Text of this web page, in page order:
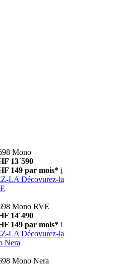
Mono
13´590
149 par mois* i
LA Décovurez-la
Mono RVE
14´490
149 par mois* i
LA Décovurez-la
Nera
Mono Nera